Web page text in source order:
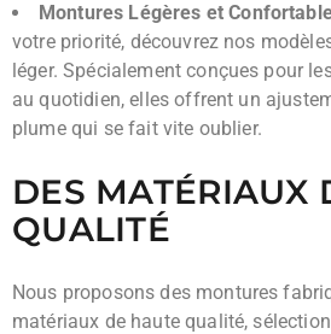
Montures Légères et
votre priorité, découvrez nos
léger. Spécialement conçues pour
au quotidien, elles offrent un
plume qui se fait vite oublier.
DES MATÉRIAUX
QUALITÉ
Nous proposons des montures
matériaux de haute qualité,